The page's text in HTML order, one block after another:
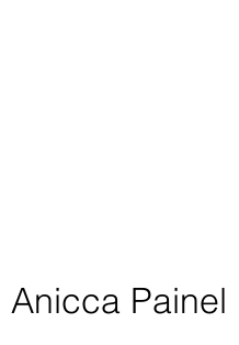
Anicca Painel